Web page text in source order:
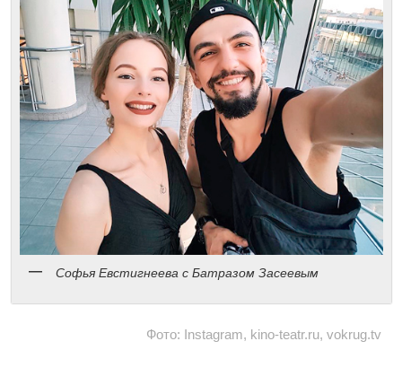
Софья Евстигнеева с Батразом Засеевым
Фото: Instagram, kino-teatr.ru, vokrug.tv